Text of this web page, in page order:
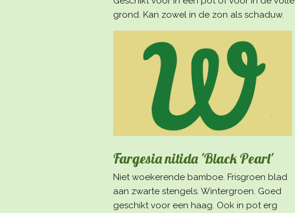
grond. Kan zowel in de zon als schaduw.
Fargesia nitida 'Black Pearl'
Niet woekerende bamboe. Frisgroen blad
aan zwarte stengels. Wintergroen. Goed
geschikt voor een haag. Ook in pot erg